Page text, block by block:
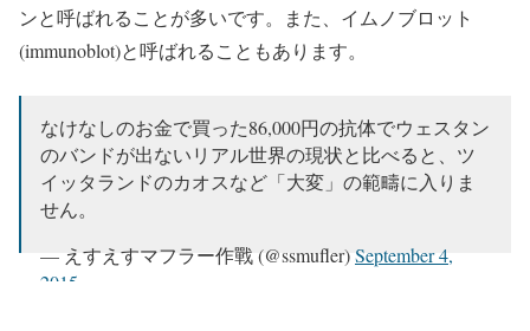
ンと呼ばれることが多いです。また、イムノブロット
(immunoblot)と呼ばれることもあります。
なけなしのお金で買った86,000円の抗体でウェスタン
のバンドが出ないリアル世界の現状と比べると、ツ
イッタランドのカオスなど「大変」の範疇に入りま
せん。
— えすえすマフラー作戰 (@ssmufler)September 4,
2015